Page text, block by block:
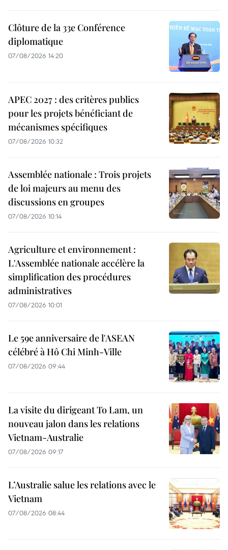
Clôture de la 33e Conférence
diplomatique
07/08/2026 14:20
APEC 2027 : des critères publics
pour les projets bénéficiant de
mécanismes spécifiques
07/08/2026 10:32
Assemblée nationale : Trois projets
de loi majeurs au menu des
discussions en groupes
07/08/2026 10:14
Agriculture et environnement :
L'Assemblée nationale accélère la
simplification des procédures
administratives
07/08/2026 10:01
Le 59e anniversaire de l'ASEAN
célébré à Hô Chi Minh-Ville
07/08/2026 09:44
La visite du dirigeant To Lam, un
nouveau jalon dans les relations
Vietnam-Australie
07/08/2026 09:17
L’Australie salue les relations avec le
Vietnam
07/08/2026 08:44